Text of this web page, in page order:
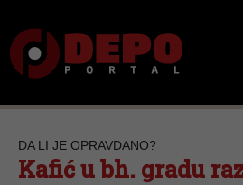
DA LI JE OPRAVDANO?
Kafić u bh. gradu